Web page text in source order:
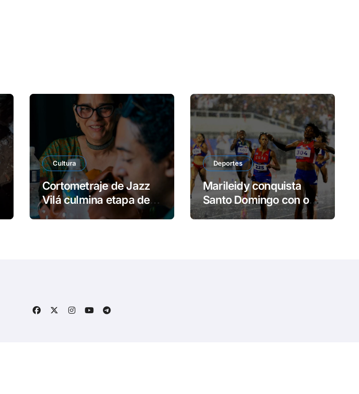
Cultura
Cortometraje de Jazz
Vilá culmina etapa de
rodaje en Cuba
Deportes
Marileidy conquista
Santo Domingo con oro
y récord